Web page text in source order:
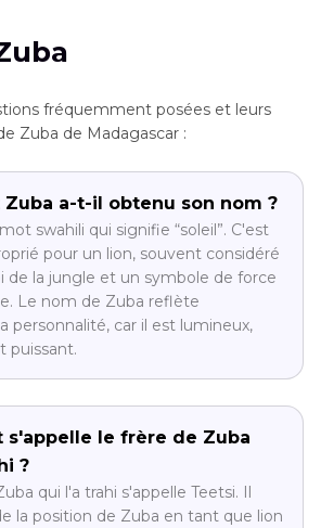
fréquemment posées et leurs
Zuba de Madagascar :
Zuba a-t-il obtenu son nom ?
swahili qui signifie “soleil”. C'est
pour un lion, souvent considéré
de la jungle et un symbole de force
Le nom de Zuba reflète
personnalité, car il est lumineux,
puissant.
s'appelle le frère de Zuba
?
qui l'a trahi s'appelle Teetsi. Il
la position de Zuba en tant que lion